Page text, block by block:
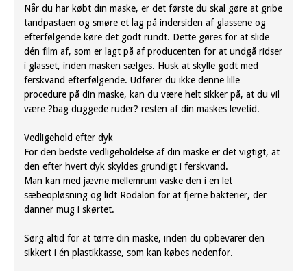
Når du har købt din maske, er det første du skal gøre at gribe
tandpastaen og smøre et lag på indersiden af glassene og
efterfølgende køre det godt rundt. Dette gøres for at slide
dén film af, som er lagt på af producenten for at undgå ridser
i glasset, inden masken sælges. Husk at skylle godt med
ferskvand efterfølgende. Udfører du ikke denne lille
procedure på din maske, kan du være helt sikker på, at du vil
være ?bag duggede ruder? resten af din maskes levetid.
Vedligehold efter dyk
For den bedste vedligeholdelse af din maske er det vigtigt, at
den efter hvert dyk skyldes grundigt i ferskvand.
Man kan med jævne mellemrum vaske den i en let
sæbeopløsning og lidt Rodalon for at fjerne bakterier, der
danner mug i skørtet.
Sørg altid for at tørre din maske, inden du opbevarer den
sikkert i én plastikkasse, som kan købes nedenfor.